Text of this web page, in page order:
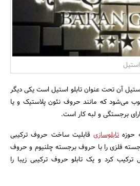
آن تحت عنوان تابلو استیل است یکی دیگر
می‌شود که مانند حروف نئون پلاستیک و یا
برجستگی و لبه کار است.
حوزه تابلوسازیقابلیت ساخت حروف ترکیبی
فلزی را با حروف برجسته چلنیوم و حروف
کرد و یک تابلو حروف ترکیبی زیبا را